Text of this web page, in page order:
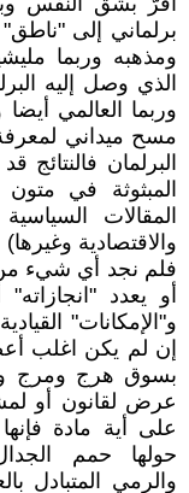
برلماني إلى
ومذهبه وربما
الذي وصل إليه
وربما العالمي
مسح ميداني
البرلمان
المبثوثة في
المقالات
والاقتصادية
فلم نجد أي شيء من
أو يعدد
و"الإمكانات"
إن لم يكن اغلب
بسوق هرج ومرج
عرض لقانون أو
على أية مادة
حولها حمم
والرمي المتبادل